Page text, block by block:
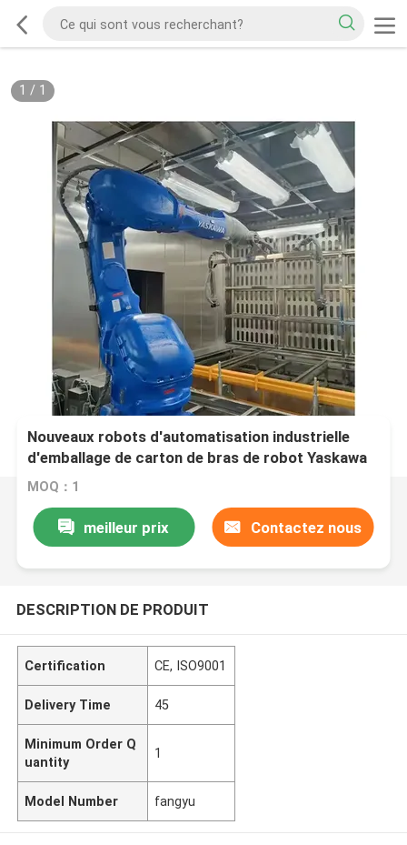
1 / 1
Nouveaux robots d'automatisation industrielle
d'emballage de carton de bras de robot Yaskawa
pour la fabrication
MOQ：1
meilleur prix Contactez nous
DESCRIPTION DE PRODUIT
Certification CE, ISO9001
Delivery Time 45
Minimum Order Q
uantity
1
Model Number fangyu